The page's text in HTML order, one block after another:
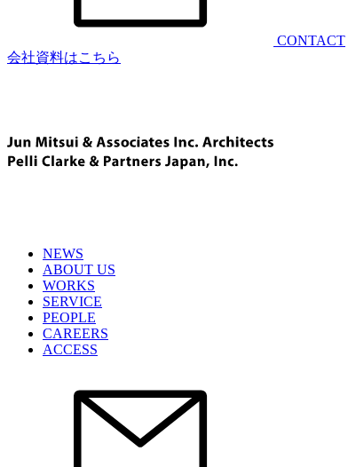
CONTACT
会社資料はこちら
NEWS
ABOUT US
WORKS
SERVICE
PEOPLE
CAREERS
ACCESS